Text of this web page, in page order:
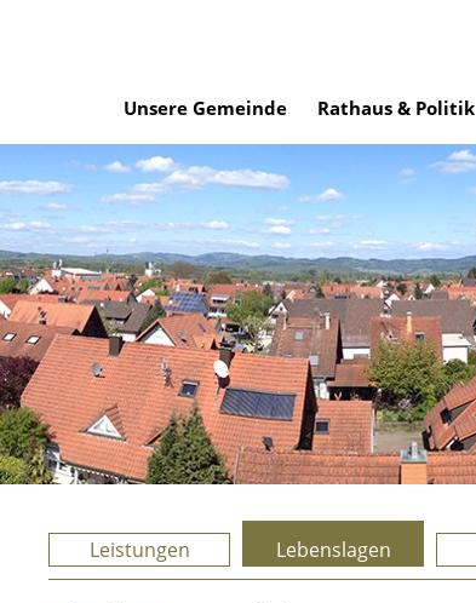
Unsere Gemeinde Rathaus & Politik
Leistungen Lebenslagen